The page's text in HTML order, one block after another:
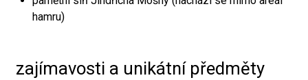
hamru)
zajímavosti a unikátní předměty